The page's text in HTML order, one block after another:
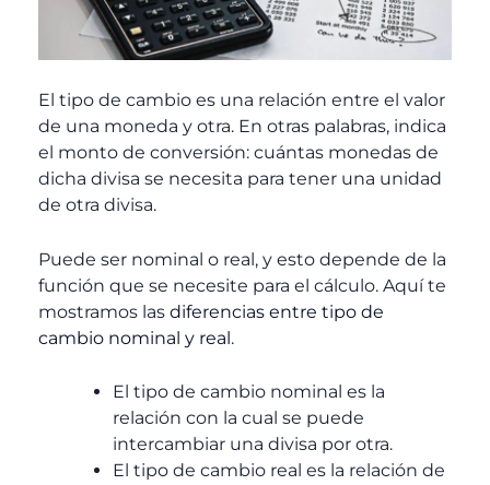
El tipo de cambio es una relación entre el valor
de una moneda y otra. En otras palabras, indica
el monto de conversión: cuántas monedas de
dicha divisa se necesita para tener una unidad
de otra divisa.
Puede ser nominal o real, y esto depende de la
función que se necesite para el cálculo. Aquí te
mostramos las diferencias entre tipo de
cambio nominal y real.
El tipo de cambio nominal es la
relación con la cual se puede
intercambiar una divisa por otra.
El tipo de cambio real es la relación de